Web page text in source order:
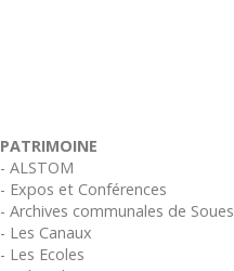
PATRIMOINE
- ALSTOM
- Expos et Conférences
- Archives communales de Soues
- Les Canaux
- Les Ecoles